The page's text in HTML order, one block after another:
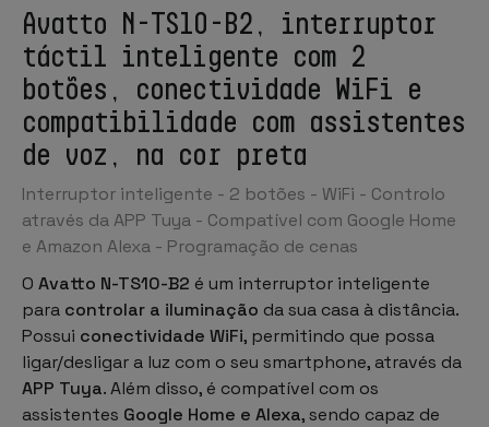
Avatto N-TS10-B2, interruptor
táctil inteligente com 2
botões, conectividade WiFi e
compatibilidade com assistentes
de voz, na cor preta
Interruptor inteligente - 2 botões - WiFi - Controlo
através da APP Tuya - Compatível com Google Home
e Amazon Alexa - Programação de cenas
O Avatto N-TS10-B2 é um interruptor inteligente
para controlar a iluminação da sua casa à distância.
Possui conectividade WiFi, permitindo que possa
ligar/desligar a luz com o seu smartphone, através da
APP Tuya. Além disso, é compatível com os
assistentes Google Home e Alexa, sendo capaz de